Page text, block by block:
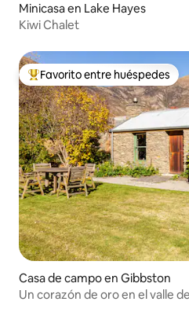
Minicasa en Lake Hayes
Kiwi Chalet
Favorito entre huéspedes
Favorito entre huéspedes
Casa de campo en Gibbston
Un corazón de oro en el valle